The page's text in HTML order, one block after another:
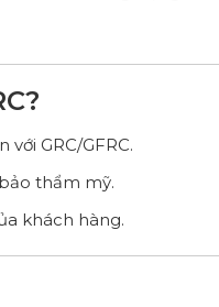
GRC/GFRC.
thẩm mỹ.
khách hàng.